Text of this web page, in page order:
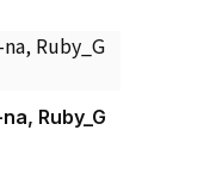
Ruby_G